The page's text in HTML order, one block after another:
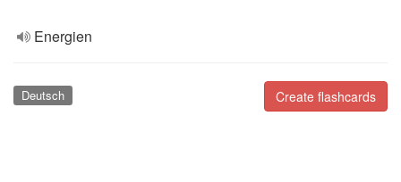
Energien
Create flashcards
Deutsch